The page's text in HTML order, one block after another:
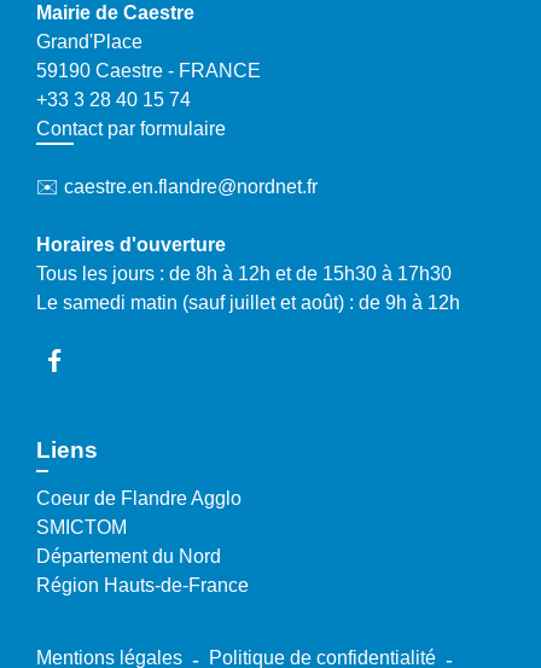
Mairie de Caestre
Grand'Place
59190 Caestre - FRANCE
+33 3 28 40 15 74
Contact par formulaire
✉️ caestre.en.flandre@nordnet.fr
Horaires d'ouverture
Tous les jours : de 8h à 12h et de 15h30 à 17h30
Le samedi matin (sauf juillet et août) : de 9h à 12h
Liens
Coeur de Flandre Agglo
SMICTOM
Département du Nord
Région Hauts-de-France
Mentions légales - Politique de confidentialité -